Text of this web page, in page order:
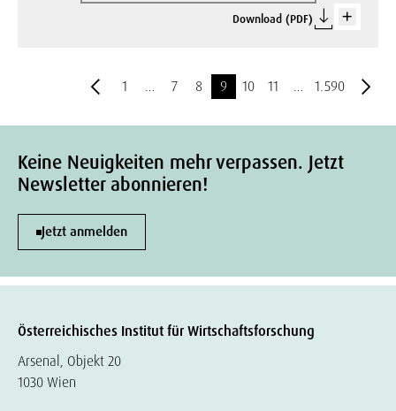
Download (PDF)
1 … 7 8 9 10 11 … 1.590
Keine Neuigkeiten mehr verpassen. Jetzt
Newsletter abonnieren!
Jetzt anmelden
Österreichisches Institut für Wirtschaftsforschung
Arsenal, Objekt 20
1030 Wien